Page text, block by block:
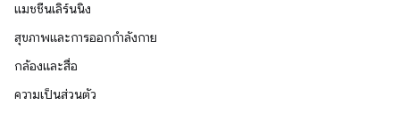
แมชชีนเลิร์นนิง
สุขภาพและการออกกำลังกาย
กล้องและสื่อ
ความเป็นส่วนตัว